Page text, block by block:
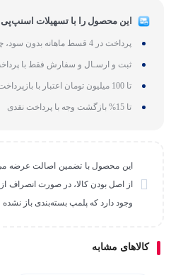
این محصول را با تسهیلات اسنپ‌پی
پرداخت در 4 قسط ماهانه بدون سود، چک و ضامن
ثبت و ارسـال و سفارش فقط با
تا 100 میلیون تومان اعتبار با بازپرداخت 24 ماهه
تا 15% بازگشت وجه با پرداخت نقدی
این محصول با تضمین اصالت عرضه
از اصل بودن کالا، در صورت انصراف
وجود دارد که پلمپ بسته‌بندی باز نشده
کالاهای مشابه